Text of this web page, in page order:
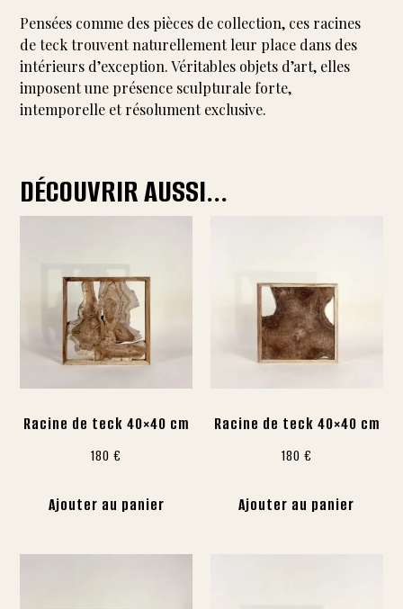
Pensées comme des pièces de collection, ces racines
de teck trouvent naturellement leur place dans des
intérieurs d’exception. Véritables objets d’art, elles
imposent une présence sculpturale forte,
intemporelle et résolument exclusive.
DÉCOUVRIR AUSSI...
Racine de teck 40×40 cm
180€
Ajouter au panier
Racine de teck 40×40 cm
180 €
Ajouter au panier